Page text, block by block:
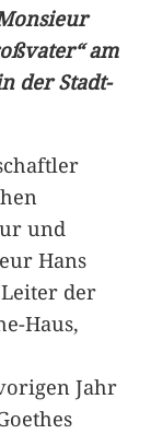
am
der Stadt-
und
Hans
der
Haus,
Jahr